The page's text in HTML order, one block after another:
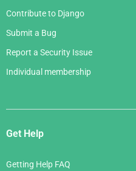
Contribute to Django
Submit a Bug
Report a Security Issue
Individual membership
Get Help
Getting Help FAQ